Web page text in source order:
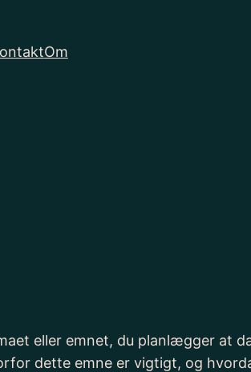
Om
eller emnet, du planlægger at
dette emne er vigtigt, og